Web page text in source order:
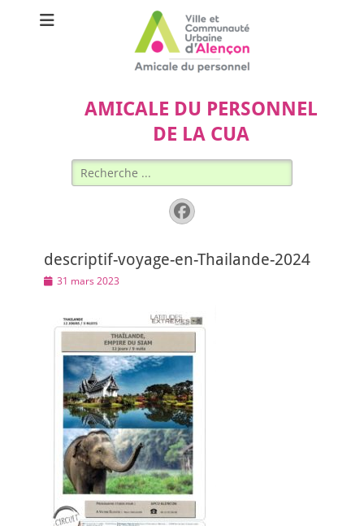
AMICALE DU PERSONNEL
DE LA CUA
Rechercher :
Facebook
descriptif-voyage-en-Thailande-2024
Posted
31 mars 2023